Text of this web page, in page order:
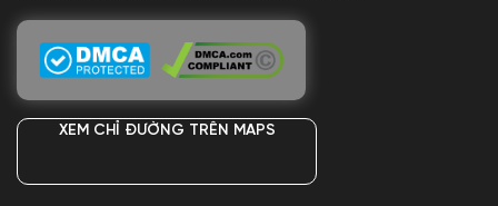
XEM CHỈ ĐƯỜNG TRÊN MAPS